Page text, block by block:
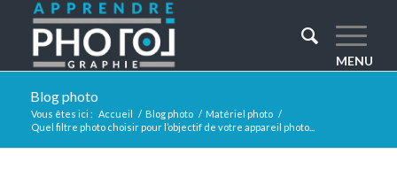
Blog photo
Vous êtes ici : Accueil / Blog photo / Matériel photo /
Quel filtre photo choisir pour l’objectif de votre appareil photo...